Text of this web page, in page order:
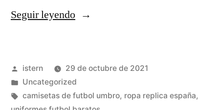
Seguir leyendo«Supernatural
Televisión)»
Publicado
por
istern
29 de octubre de 2021
Publicado
en
Uncategorized
Etiquetas:
camisetas de futbol umbro, ropa replica españa,